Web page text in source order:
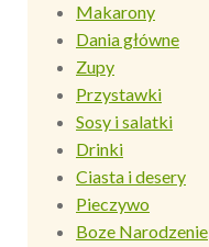
Makarony
Dania główne
Zupy
Przystawki
Sosy i salatki
Drinki
Ciasta i desery
Pieczywo
Boze Narodzenie